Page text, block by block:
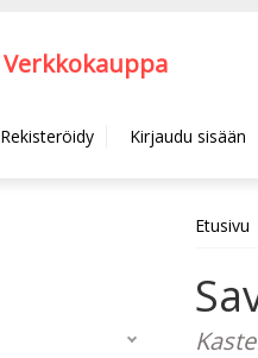
Verkkokauppa
Rekisteröidy Kirjaudu sisään
Etusivu